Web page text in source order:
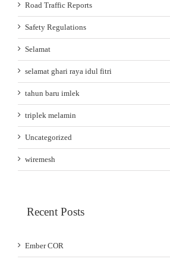
Road Traffic Reports
Safety Regulations
Selamat
selamat ghari raya idul fitri
tahun baru imlek
triplek melamin
Uncategorized
wiremesh
Recent Posts
Ember COR